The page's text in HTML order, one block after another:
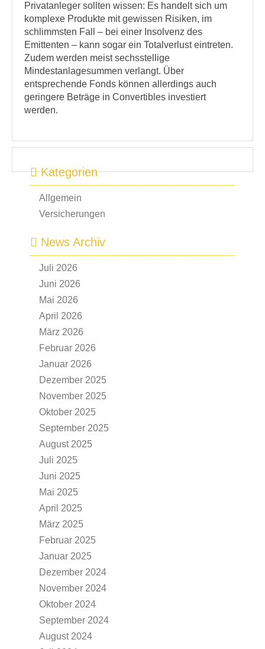
Privatanleger sollten wissen: Es handelt sich um
komplexe Produkte mit gewissen Risiken, im
schlimmsten Fall – bei einer Insolvenz des
Emittenten – kann sogar ein Totalverlust eintreten.
Zudem werden meist sechsstellige
Mindestanlagesummen verlangt. Über
entsprechende Fonds können allerdings auch
geringere Beträge in Convertibles investiert
werden.
Kategorien
Allgemein
Versicherungen
News Archiv
Juli 2026
Juni 2026
Mai 2026
April 2026
März 2026
Februar 2026
Januar 2026
Dezember 2025
November 2025
Oktober 2025
September 2025
August 2025
Juli 2025
Juni 2025
Mai 2025
April 2025
März 2025
Februar 2025
Januar 2025
Dezember 2024
November 2024
Oktober 2024
September 2024
August 2024